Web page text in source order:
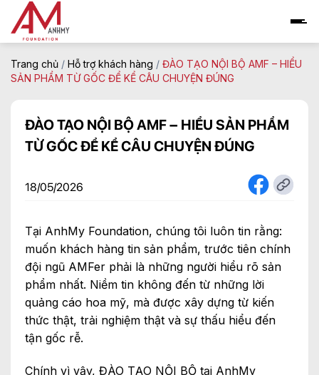
content
Trang chủ / Hỗ trợ khách hàng / ĐÀO TẠO NỘI BỘ AMF – HIỂU
SẢN PHẨM TỪ GỐC ĐỂ KỂ CÂU CHUYỆN ĐÚNG
ĐÀO TẠO NỘI BỘ AMF – HIỂU SẢN PHẨM
TỪ GỐC ĐỂ KỂ CÂU CHUYỆN ĐÚNG
18/05/2026
Tại AnhMy Foundation, chúng tôi luôn tin rằng:
muốn khách hàng tin sản phẩm, trước tiên chính
đội ngũ AMFer phải là những người hiểu rõ sản
phẩm nhất. Niềm tin không đến từ những lời
quảng cáo hoa mỹ, mà được xây dựng từ kiến
thức thật, trải nghiệm thật và sự thấu hiểu đến
tận gốc rễ.
Chính vì vậy, ĐÀO TẠO NỘI BỘ tại AnhMy